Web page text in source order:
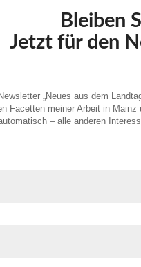
Bleiben
Jetzt für den
„Neues aus dem
Facetten meiner Arbeit in
– alle anderen